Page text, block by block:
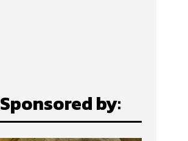
Sponsored by: